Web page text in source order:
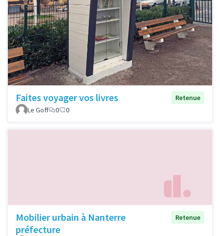
Faites voyager vos livres
Retenue
Le Goff
0 0
Mobilier urbain à Nanterre
préfecture
Retenue